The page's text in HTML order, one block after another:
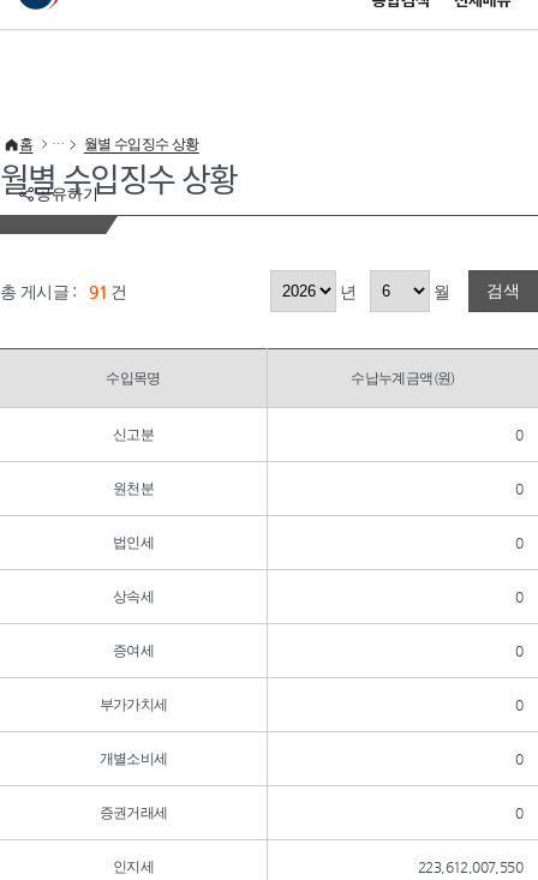
이 누리집은 대한민국 공식 전자정부 누리집입니다.
공유하기
홈 월별 수입징수 상황
월별 수입징수 상황
총 게시글 : 91 건 년 월 검색
수입목명 수납누계금액(원)
신고분 0
원천분 0
법인세 0
상속세 0
증여세 0
부가가치세 0
개별소비세 0
증권거래세 0
인지세 223,612,007,550